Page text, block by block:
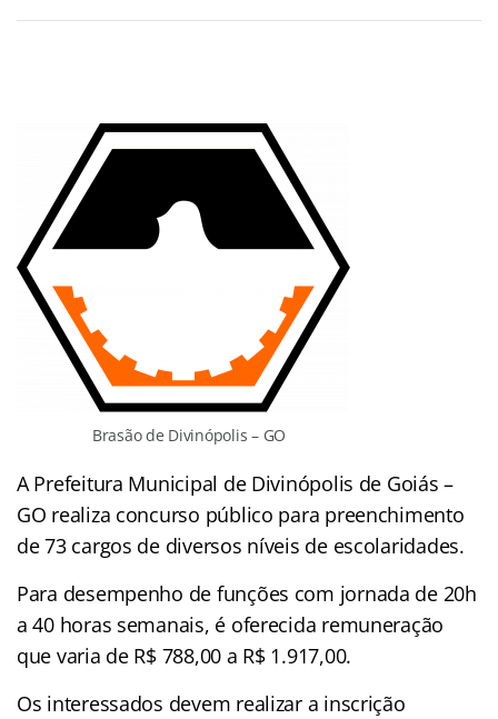
Brasão de Divinópolis – GO
A Prefeitura Municipal de Divinópolis de Goiás –
GO realiza concurso público para preenchimento
de 73 cargos de diversos níveis de escolaridades.
Para desempenho de funções com jornada de 20h
a 40 horas semanais, é oferecida remuneração
que varia de R$ 788,00 a R$ 1.917,00.
Os interessados devem realizar a inscrição